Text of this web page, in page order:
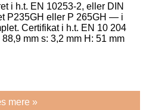
i h.t. EN 10253-2, eller DIN
P235GH eller P 265GH — i
Certifikat i h.t. EN 10 204
mm s: 3,2 mm H: 51 mm
mere »